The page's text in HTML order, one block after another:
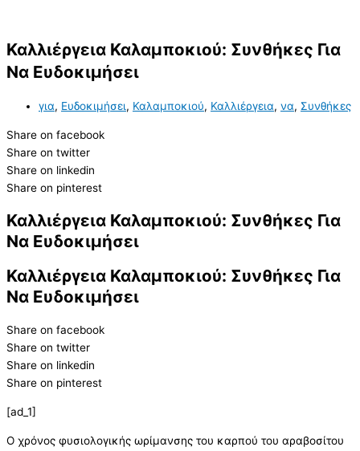
Καλλιέργεια Καλαμποκιού: Συνθήκες Για
Να Ευδοκιμήσει
για, Ευδοκιμήσει, Καλαμποκιού, Καλλιέργεια, να, Συνθήκες
Share on facebook
Share on twitter
Share on linkedin
Share on pinterest
Καλλιέργεια Καλαμποκιού: Συνθήκες Για
Να Ευδοκιμήσει
Καλλιέργεια Καλαμποκιού: Συνθήκες Για
Να Ευδοκιμήσει
Share on facebook
Share on twitter
Share on linkedin
Share on pinterest
[ad_1]
Ο χρόνος φυσιολογικής ωρίμανσης του καρπού του αραβοσίτου